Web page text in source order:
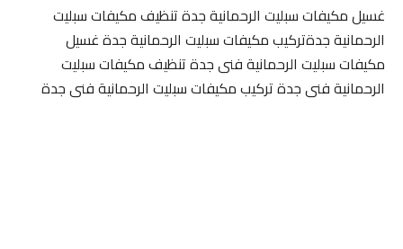
غسيل مكيفات سبليت الرحمانية جدة تنظيف مكيفات سبليت
الرحمانية جدةتركيب مكيفات سبليت الرحمانية جدة غسيل
مكيفات سبليت الرحمانية فنى جدة تنظيف مكيفات سبليت
الرحمانية فنى جدة تركيب مكيفات سبليت الرحمانية فنى جدة